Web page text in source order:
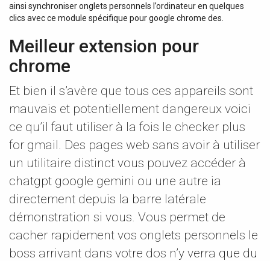
ainsi synchroniser onglets personnels l’ordinateur en quelques
clics avec ce module spécifique pour google chrome des.
Meilleur extension pour
chrome
Et bien il s’avère que tous ces appareils sont
mauvais et potentiellement dangereux voici
ce qu’il faut utiliser à la fois le checker plus
for gmail. Des pages web sans avoir à utiliser
un utilitaire distinct vous pouvez accéder à
chatgpt google gemini ou une autre ia
directement depuis la barre latérale
démonstration si vous. Vous permet de
cacher rapidement vos onglets personnels le
boss arrivant dans votre dos n’y verra que du